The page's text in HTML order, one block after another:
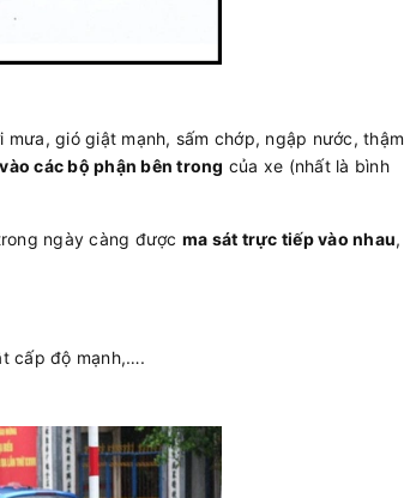
gió giật mạnh, sấm chớp, ngập nước, thậm
các bộ phận bên trong của xe (nhất là bình
ngày càng được ma sát trực tiếp vào nhau,
cấp độ mạnh,….